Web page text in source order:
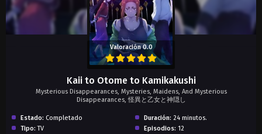
Valoración 0.0
Kaii to Otome to Kamikakushi
Mysterious Disappearances, Mysteries, Maidens, And Mysterious
Disappearances, 怪異と乙女と神隠し
Estado: Completado
Tipo: TV
Duración: 24 minutos.
Episodios: 12